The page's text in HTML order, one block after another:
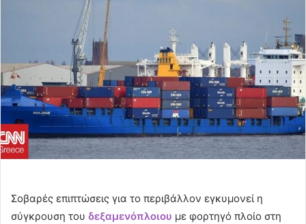
Σοβαρές επιπτώσεις για το περιβάλλον εγκυμονεί η
σύγκρουση του δεξαμενόπλοιου με φορτηγό πλοίο στη